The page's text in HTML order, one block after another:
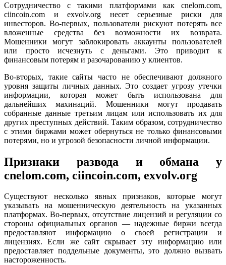
Сотрудничество с такими платформами как cnelom.com,
ciincoin.com и exvolv.org несет серьезные риски для
инвесторов. Во-первых, пользователи рискуют потерять все
вложенные средства без возможности их возврата.
Мошенники могут заблокировать аккаунты пользователей
или просто исчезнуть с деньгами. Это приводит к
финансовым потерям и разочарованию у клиентов.
Во-вторых, такие сайты часто не обеспечивают должного
уровня защиты личных данных. Это создает угрозу утечки
информации, которая может быть использована для
дальнейших махинаций. Мошенники могут продавать
собранные данные третьим лицам или использовать их для
других преступных действий. Таким образом, сотрудничество
с этими биржами может обернуться не только финансовыми
потерями, но и угрозой безопасности личной информации.
Признаки развода и обмана у
cnelom.com, ciincoin.com, exvolv.org
Существуют несколько явных признаков, которые могут
указывать на мошенническую деятельность на указанных
платформах. Во-первых, отсутствие лицензий и регуляции со
стороны официальных органов — надежные биржи всегда
предоставляют информацию о своей регистрации и
лицензиях. Если же сайт скрывает эту информацию или
предоставляет поддельные документы, это должно вызвать
настороженность.